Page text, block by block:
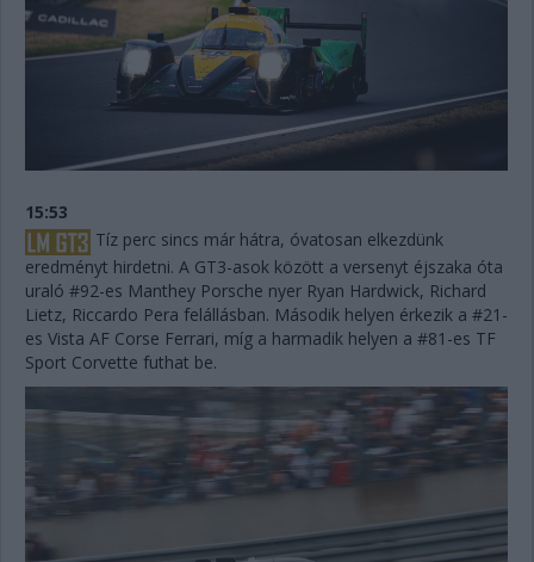
15:53
Tíz perc sincs már hátra, óvatosan elkezdünk
eredményt hirdetni. A GT3-asok között a versenyt éjszaka óta
uraló #92-es Manthey Porsche nyer Ryan Hardwick, Richard
Lietz, Riccardo Pera felállásban. Második helyen érkezik a #21-
es Vista AF Corse Ferrari, míg a harmadik helyen a #81-es TF
Sport Corvette futhat be.